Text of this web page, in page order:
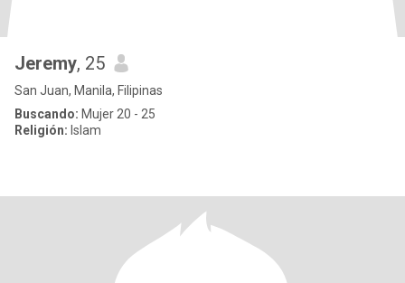
Jeremy, 25
San Juan, Manila, Filipinas
Buscando: Mujer 20 - 25
Religión: Islam